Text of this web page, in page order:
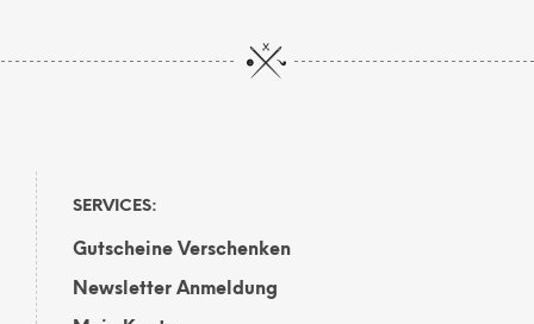
SERVICES:
Gutscheine Verschenken
Newsletter Anmeldung